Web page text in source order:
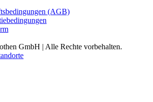
(AGB)
GmbH | Alle Rechte vorbehalten.